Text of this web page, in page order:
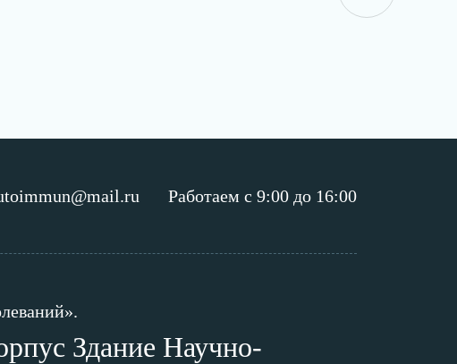
Работаем с 9:00 до 16:00
Здание Научно-